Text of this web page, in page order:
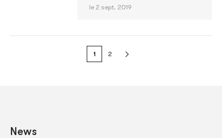
le 2 sept. 2019
1 2
News